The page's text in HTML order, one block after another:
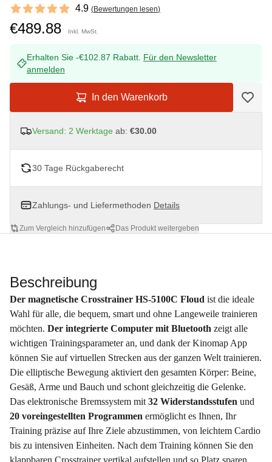
Reviews
4.9 out of 5 stars 4.9 (Bewertungen lesen)
€489.88 Inkl. MwSt.
Erhalten Sie -€102.87 Rabatt. Für den Newsletter
anmelden
In den Warenkorb
Versand: 2 Werktage ab: €30.00
30 Tage Rückgaberecht
Zahlungs- und Liefermethoden Details
Zum Vergleich hinzufügen Das Produkt weitergeben
Beschreibung
Der magnetische Crosstrainer HS-5100C Floud ist die ideale
Wahl für alle, die bequem, smart und ohne Langeweile trainieren
möchten. Der integrierte Computer mit Bluetooth zeigt alle
wichtigen Trainingsparameter an, und dank der Kinomap App
können Sie auf virtuellen Strecken aus der ganzen Welt trainieren.
Die elliptische Bewegung aktiviert den gesamten Körper: Beine,
Gesäß, Arme und Bauch und schont gleichzeitig die Gelenke.
Das elektronische Bremssystem mit 32 Widerstandsstufen und
20 voreingestellten Programmen ermöglicht es Ihnen, Ihr
Training präzise auf Ihre Ziele abzustimmen, von leichtem Cardio
bis zu intensiven Einheiten. Nach dem Training können Sie den
klappbaren Crosstrainer vertikal aufstellen und so Platz sparen,